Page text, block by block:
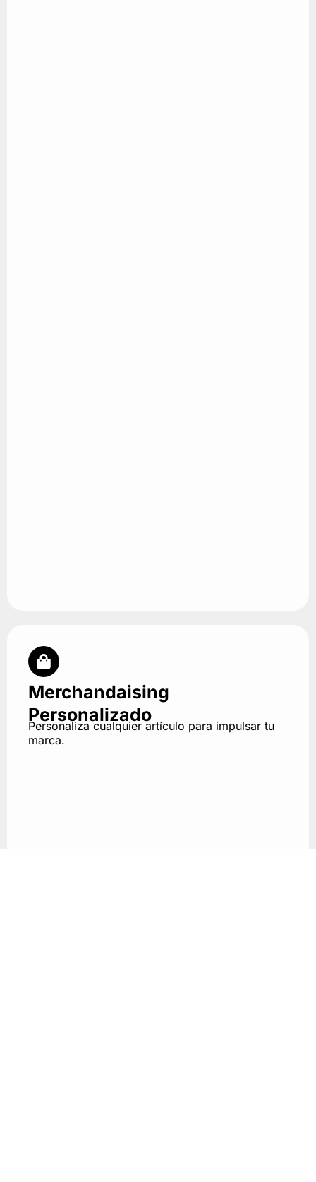
Merchandaising
Personalizado
Personaliza cualquier artículo para impulsar tu
marca.